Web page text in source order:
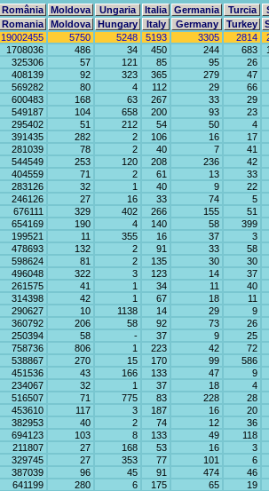
România Moldova Ungaria Italia Germania Turcia
Romania Moldova Hungary Italy Germany Turkey
19002455 5750 5248 5193 3305 2814
1708036 486 34 450 244 683
325306 57 121 85 95
26
408139 92 323 365 279
47
569282 80 4 112 29
66
600483 168 63 267 33
29
549187 104 658 200 93
23
295402 51 212 54 50
4
391435 282 2 106 16
17
281039 78 2 40 7
41
544549 253 120 208 236
42
404559 71 2 61 13
33
283126 32 1 40 9
22
246126 27 16 33 74
5
676111 329 402 266 155
51
654169 190 4 140 58
399
199521 11 355 16 37
3
478693 132 2 91 33
58
598624 81 2 135 30
30
496048 322 3 123 14
37
261575 41 1 34 11
40
314398 42 1 67 18
11
290627 10 1138 14 29
9
360792 206 58 92 73
26
250394 58 - 37 9
25
758736 806 1 223 42
72
538867 270 15 170 99
586
451536 43 166 133 47
9
234067 32 1 37 18
4
516507 71 775 83 228
28
453610 117 3 187 16
20
382953 40 2 74 12
36
694123 103 8 133 49
118
211807 27 168 53 16
3
329745 27 353 77 101
6
387039 96 45 91 474
46
641199 280 6 175 65
19